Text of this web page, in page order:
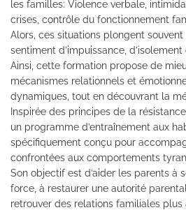
les familles: Violence verbale,
crises, contrôle du fonctionnement
Alors, ces situations plongent
sentiment d’impuissance, d’isolement
Ainsi, cette formation propose de
mécanismes relationnels et
dynamiques, tout en découvrant la
Inspirée des principes de la
un programme d’entraînement aux
spécifiquement conçu pour
confrontées aux comportements
Son objectif est d’aider les parents à
force, à restaurer une autorité
retrouver des relations familiales plus